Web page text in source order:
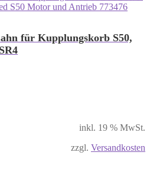
für Kupplungskorb S50,
inkl. 19 % MwSt.
zzgl. Versandkosten